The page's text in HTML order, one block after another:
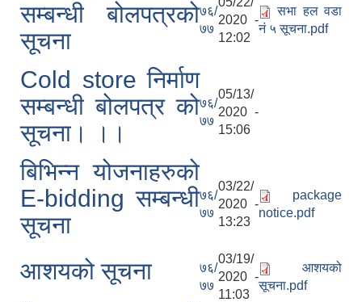
सम्बन्धी बोलपत्रको
सूचना
७६/
७७
2020 -
12:02
सभा हल वडा
नं ५ सूचना.pdf
Cold store निर्माण
सम्बन्धी बोलपत्र को
सूचना। ।।
७६/
७७
05/13/
2020 -
15:06
बिभिन्न योजनाहरुको
E-bidding सम्बन्धी
सूचना
७६/
७७
03/22/
2020 -
13:23
package
notice.pdf
आशयको सूचना
७६/
७७
03/19/
2020 -
11:03
आशयको
सूचना.pdf